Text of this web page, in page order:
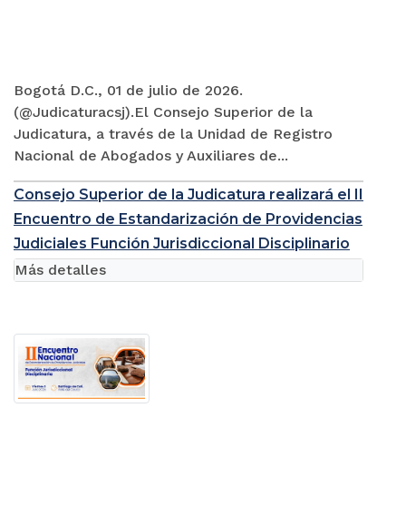
Bogotá D.C., 01 de julio de 2026.
(@Judicaturacsj).El Consejo Superior de la
Judicatura, a través de la Unidad de Registro
Nacional de Abogados y Auxiliares de...
Consejo Superior de la Judicatura realizará el II
Encuentro de Estandarización de Providencias
Judiciales Función Jurisdiccional Disciplinario
Más detalles